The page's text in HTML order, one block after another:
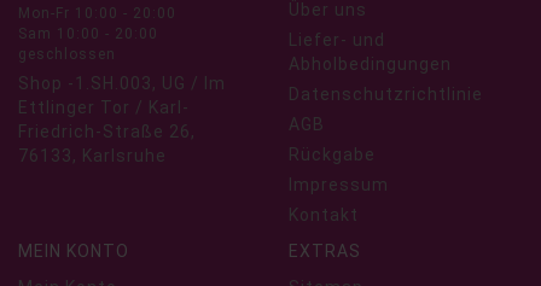
Mon-Fr 10:00 - 20:00
Sam 10:00 - 20:00
geschlossen
Shop -1.SH.003, UG / Im
Ettlinger Tor / Karl-
Friedrich-Straße 26,
76133, Karlsruhe
Über uns
Liefer- und
Abholbedingungen
Datenschutzrichtlinie
AGB
Rückgabe
Impressum
Kontakt
MEIN KONTO
EXTRAS